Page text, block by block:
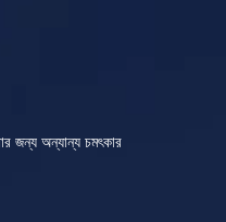
জন্য অন্যান্য চমৎকার